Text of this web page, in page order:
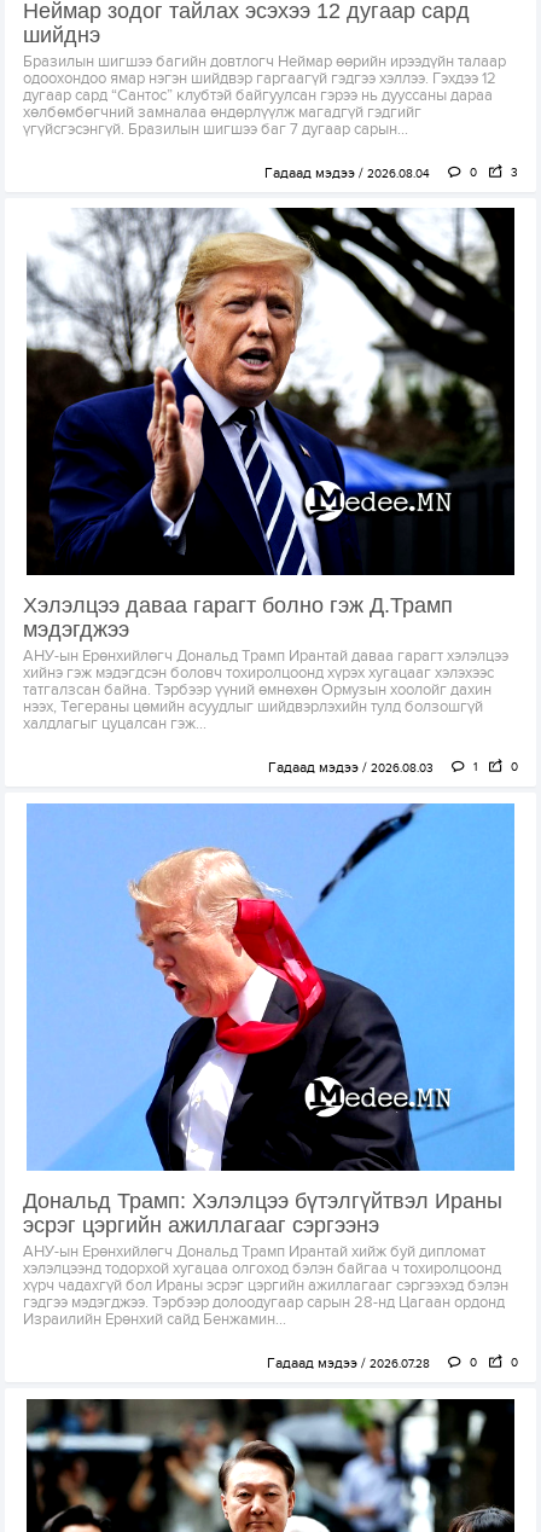
Неймар зодог тайлах эсэхээ 12 дугаар сард
шийднэ
Бразилын шигшээ багийн довтлогч Неймар өөрийн ирээдүйн талаар
одоохондоо ямар нэгэн шийдвэр гаргаагүй гэдгээ хэллээ. Гэхдээ 12
дугаар сард “Сантос” клубтэй байгуулсан гэрээ нь дууссаны дараа
хөлбөмбөгчний замналаа өндөрлүүлж магадгүй гэдгийг
үгүйсгэсэнгүй. Бразилын шигшээ баг 7 дугаар сарын...
Гадаад мэдээ 2026.08.04 0 3
Хэлэлцээ даваа гарагт болно гэж Д.Трамп
мэдэгджээ
АНУ-ын Ерөнхийлөгч Дональд Трамп Ирантай даваа гарагт хэлэлцээ
хийнэ гэж мэдэгдсэн боловч тохиролцоонд хүрэх хугацааг хэлэхээс
татгалзсан байна. Тэрбээр үүний өмнөхөн Ормузын хоолойг дахин
нээх, Тегераны цөмийн асуудлыг шийдвэрлэхийн тулд болзошгүй
халдлагыг цуцалсан гэж...
Гадаад мэдээ 2026.08.03 1 0
Дональд Трамп: Хэлэлцээ бүтэлгүйтвэл Ираны
эсрэг цэргийн ажиллагааг сэргээнэ
АНУ-ын Ерөнхийлөгч Дональд Трамп Ирантай хийж буй дипломат
хэлэлцээнд тодорхой хугацаа олгоход бэлэн байгаа ч тохиролцоонд
хүрч чадахгүй бол Ираны эсрэг цэргийн ажиллагааг сэргээхэд бэлэн
гэдгээ мэдэгджээ. Тэрбээр долоодугаар сарын 28-нд Цагаан ордонд
Израилийн Ерөнхий сайд Бенжамин...
Гадаад мэдээ 2026.07.28 0 0